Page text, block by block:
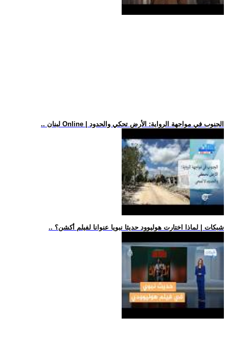
.. لبنان Online | الجنوب في مواجهة الرواية: الأرض تحكي والحدود
.. شبكات | لماذا اختارت هوليوود حديثا نبويا عنوانا لفيلم أكشن؟